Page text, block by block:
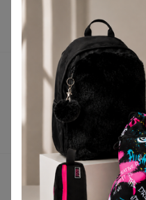
В наличии
Подарочные сертификаты
Реклама на сайте
Поставщикам
Вакансии
support@24-ok.ru
Написать в поддержку